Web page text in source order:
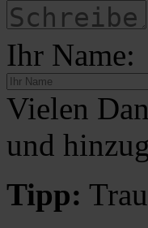
Ihr Name:
Vielen
und
Tipp: